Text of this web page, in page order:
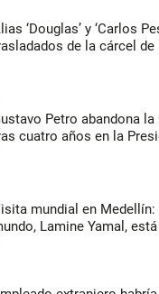
‘Douglas’ y ‘Carlos
de la cárcel de
Petro abandona la
cuatro años en la
mundial en Medellín:
Lamine Yamal,